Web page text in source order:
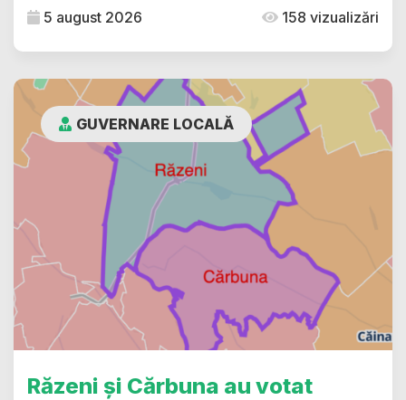
5 august 2026 158 vizualizări
GUVERNARE LOCALĂ
Răzeni și Cărbuna au votat